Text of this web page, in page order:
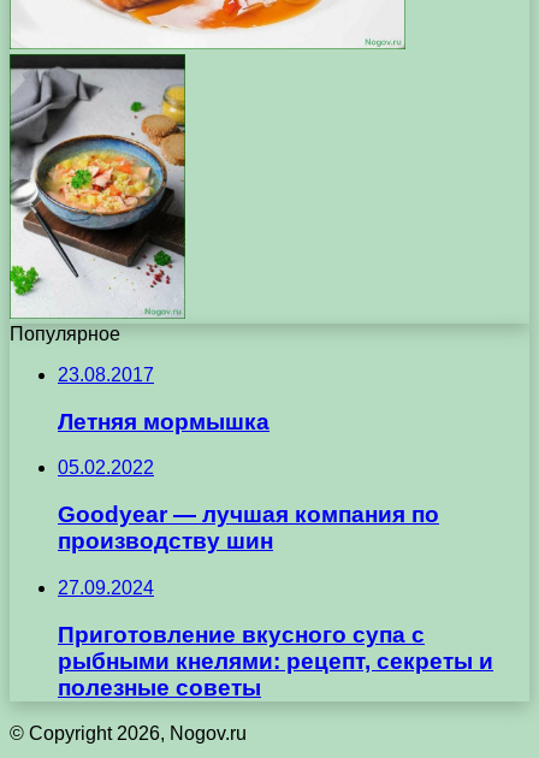
Популярное
23.08.2017
Летняя мормышка
05.02.2022
Goodyear — лучшая компания по
производству шин
27.09.2024
Приготовление вкусного супа с
рыбными кнелями: рецепт, секреты и
полезные советы
© Copyright 2026, Nogov.ru